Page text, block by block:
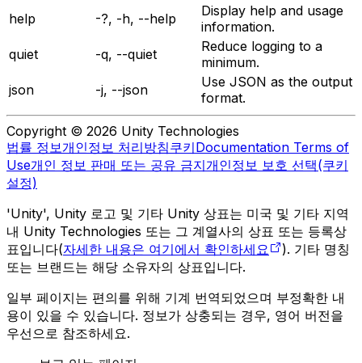
help -?, -h, --help
Display help and usage
information.
quiet
-q, --quiet
Reduce logging to a
minimum.
json
-j, --json
Use JSON as the output
format.
Copyright © 2026 Unity Technologies
법률 정보개인정보 처리방침쿠키Documentation Terms of
Use개인 정보 판매 또는 공유 금지개인정보 보호 선택(쿠키
설정)
'Unity', Unity 로고 및 기타 Unity 상표는 미국 및 기타 지역
내 Unity Technologies 또는 그 계열사의 상표 또는 등록상
표입니다(자세한 내용은 여기에서 확인하세요
). 기타 명칭
또는 브랜드는 해당 소유자의 상표입니다.
일부 페이지는 편의를 위해 기계 번역되었으며 부정확한 내
용이 있을 수 있습니다. 정보가 상충되는 경우, 영어 버전을
우선으로 참조하세요.